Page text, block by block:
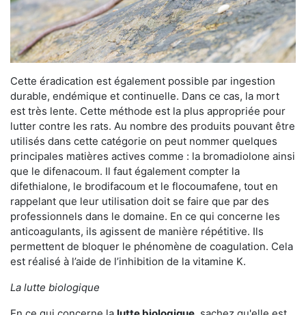
Cette éradication est également possible par ingestion
durable, endémique et continuelle. Dans ce cas, la mort
est très lente. Cette méthode est la plus appropriée pour
lutter contre les rats. Au nombre des produits pouvant être
utilisés dans cette catégorie on peut nommer quelques
principales matières actives comme : la bromadiolone ainsi
que le difenacoum. Il faut également compter la
difethialone, le brodifacoum et le flocoumafene, tout en
rappelant que leur utilisation doit se faire que par des
professionnels dans le domaine. En ce qui concerne les
anticoagulants, ils agissent de manière répétitive. Ils
permettent de bloquer le phénomène de coagulation. Cela
est réalisé à l’aide de l’inhibition de la vitamine K.
La lutte biologique